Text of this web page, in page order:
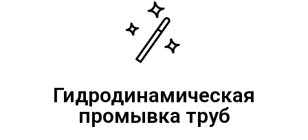
Гидродинамическая
промывка труб